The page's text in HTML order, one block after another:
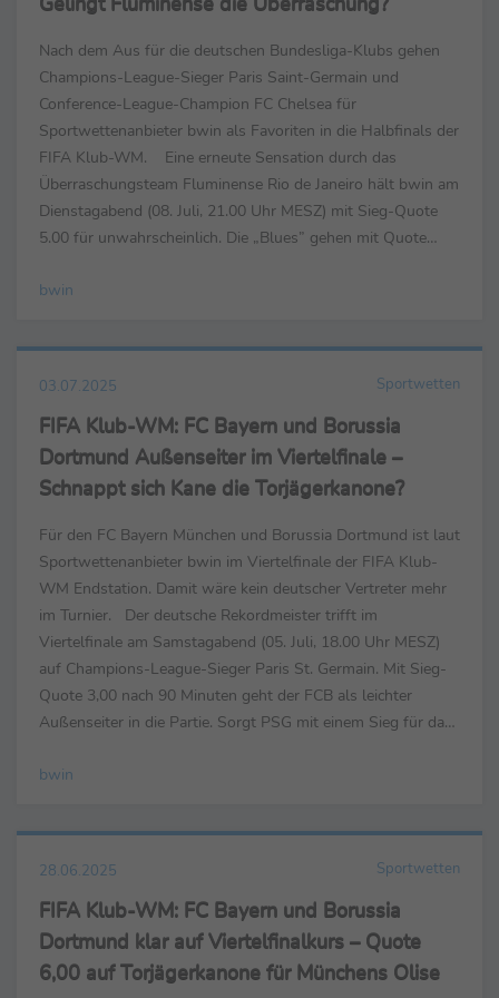
Nach dem Aus für die deutschen Bundesliga-Klubs gehen
Champions-League-Sieger Paris Saint-Germain und
Conference-League-Champion FC Chelsea für
Sportwettenanbieter bwin als Favoriten in die Halbfinals der
FIFA Klub-WM. Eine erneute Sensation durch das
Überraschungsteam Fluminense Rio de Janeiro hält bwin am
Dienstagabend (08. Juli, 21.00 Uhr MESZ) mit Sieg-Quote
5.00 für unwahrscheinlich. Die „Blues” gehen mit Quote
bwin
03.07.2025 Sportwetten
FIFA Klub-WM: FC Bayern und Borussia
Dortmund Außenseiter im Viertelfinale –
Schnappt sich Kane die Torjägerkanone?
Für den FC Bayern München und Borussia Dortmund ist laut
Sportwettenanbieter bwin im Viertelfinale der FIFA Klub-
WM Endstation. Damit wäre kein deutscher Vertreter mehr
im Turnier. Der deutsche Rekordmeister trifft im
Viertelfinale am Samstagabend (05. Juli, 18.00 Uhr MESZ)
auf Champions-League-Sieger Paris St. Germain. Mit Sieg-
Quote 3,00 nach 90 Minuten geht der FCB als leichter
Außenseiter in die Partie. Sorgt PSG mit einem Sieg für das
bwin
28.06.2025 Sportwetten
FIFA Klub-WM: FC Bayern und Borussia
Dortmund klar auf Viertelfinalkurs – Quote
6,00 auf Torjägerkanone für Münchens Olise